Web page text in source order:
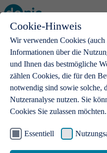
Cookie-Hinweis
Wir verwenden Cookies
Informationen über die
und Ihnen das bestmögliche
zählen Cookies, die für den
notwendig sind sowie solche,
Nutzeranalyse nutzen. Sie
Cookies Sie zulassen möchten.
Essentiell
Open main menu
.de-Domains
Mit einer .de-Domain erhalten